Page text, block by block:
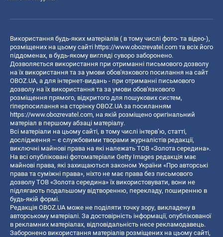
Використання будь-яких матеріалів ( в тому числі фото- та відео-),
розміщених на цьому сайті https://www.obozrevatel.com та всіх його
піддоменах, в будь-якому вигляді суворо заборонено.
Дозволяється використання при отриманні письмового дозволу
на їх використання та за умови обов'язкового посилання на сайт
OBOZ.UA, а для інтернет-видань - при отриманні письмового
дозволу на їх використання та за умови обов'язкового
розміщення прямого, відкритого для пошукових систем,
гіперпосилання на сторінку OBOZ.UA за посиланням
https://www.obozrevatel.com, на якій розміщено оригінальний
матеріал в першому абзаці матеріалу.
Всі матеріали на цьому сайті, в тому числі інтерв’ю, статті,
дослідження – є службовими творами журналістів редакції,
виключні майнові права на які належать ТОВ «Золота середина».
На всі опубліковані фотоматеріали Getty Images редакція має
майнові права, які захищаються законом України «Про авторські
права та суміжні права», ніхто не має права без письмового
дозволу ТОВ «Золота середина» їх використовувати, вони не
підлягають подальшому відтворенню, перекладу, поширенню в
будь-якій формі.
Редакція OBOZ.UA може не поділяти точку зору, викладену в
авторському матеріалі. За достовірність інформації, опублікованої
в рекламних матеріалах, відповідальність несе рекламодавець.
Заборонено використання матеріалів розміщених на цьому сайті,